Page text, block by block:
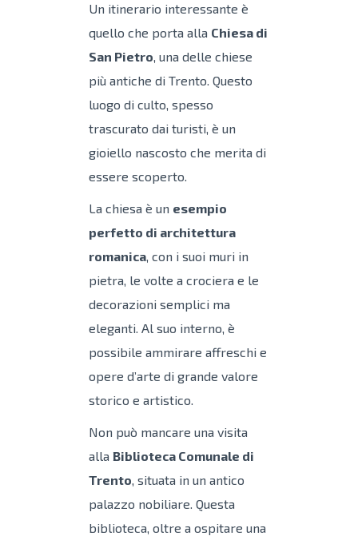
Un itinerario interessante è
quello che porta alla Chiesa di
San Pietro, una delle chiese
più antiche di Trento. Questo
luogo di culto, spesso
trascurato dai turisti, è un
gioiello nascosto che merita di
essere scoperto.
La chiesa è un esempio
perfetto di architettura
romanica, con i suoi muri in
pietra, le volte a crociera e le
decorazioni semplici ma
eleganti. Al suo interno, è
possibile ammirare affreschi e
opere d’arte di grande valore
storico e artistico.
Non può mancare una visita
alla Biblioteca Comunale di
Trento, situata in un antico
palazzo nobiliare. Questa
biblioteca, oltre a ospitare una